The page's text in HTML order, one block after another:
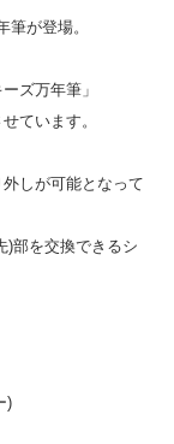
が登場。
ズ万年筆」
ています。
しが可能となって
)部を交換できるシ
)